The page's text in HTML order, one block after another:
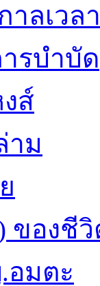
าลเวลา
รบำบัด
ส์
าม
ของชี
อมตะ